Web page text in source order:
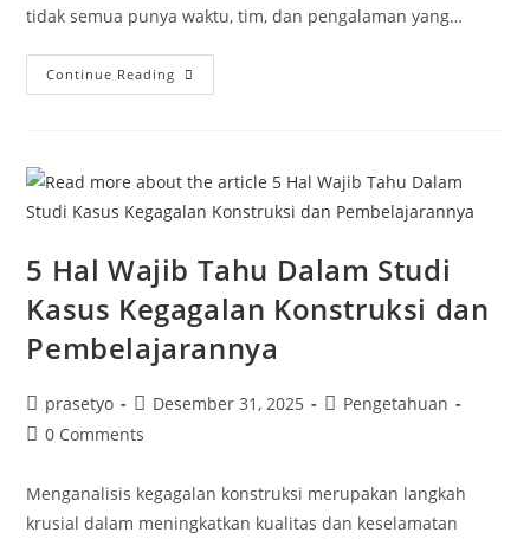
tidak semua punya waktu, tim, dan pengalaman yang…
Continue Reading Kelebihan
Menggunakan
Untuk
Acara
Sukses
5 Hal Wajib Tahu Dalam Studi
Kasus Kegagalan Konstruksi dan
Pembelajarannya
Post
author:
prasetyo
Post
published:
Desember 31, 2025
PostPengetahuan
Post0 Comments
Menganalisis kegagalan konstruksi merupakan langkah
krusial dalam meningkatkan kualitas dan keselamatan